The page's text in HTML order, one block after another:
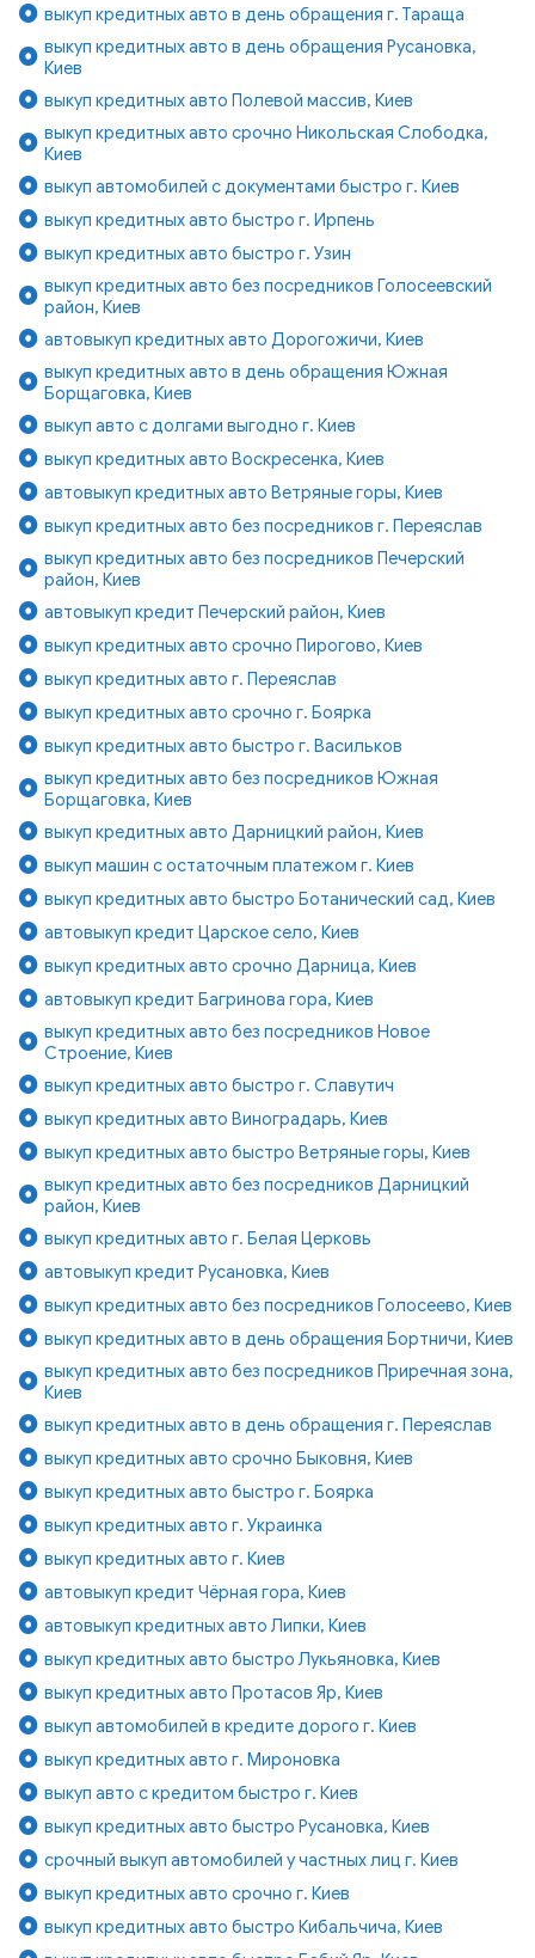
выкуп кредитных авто в день обращения г. Тараща
выкуп кредитных авто в день обращения Русановка,
Киев
выкуп кредитных авто Полевой массив, Киев
выкуп кредитных авто срочно Никольская Слободка,
Киев
выкуп автомобилей с документами быстро г. Киев
выкуп кредитных авто быстро г. Ирпень
выкуп кредитных авто быстро г. Узин
выкуп кредитных авто без посредников Голосеевский
район, Киев
автовыкуп кредитных авто Дорогожичи, Киев
выкуп кредитных авто в день обращения Южная
Борщаговка, Киев
выкуп авто с долгами выгодно г. Киев
выкуп кредитных авто Воскресенка, Киев
автовыкуп кредитных авто Ветряные горы, Киев
выкуп кредитных авто без посредников г. Переяслав
выкуп кредитных авто без посредников Печерский
район, Киев
автовыкуп кредит Печерский район, Киев
выкуп кредитных авто срочно Пирогово, Киев
выкуп кредитных авто г. Переяслав
выкуп кредитных авто срочно г. Боярка
выкуп кредитных авто быстро г. Васильков
выкуп кредитных авто без посредников Южная
Борщаговка, Киев
выкуп кредитных авто Дарницкий район, Киев
выкуп машин с остаточным платежом г. Киев
выкуп кредитных авто быстро Ботанический сад, Киев
автовыкуп кредит Царское село, Киев
выкуп кредитных авто срочно Дарница, Киев
автовыкуп кредит Багринова гора, Киев
выкуп кредитных авто без посредников Новое
Строение, Киев
выкуп кредитных авто быстро г. Славутич
выкуп кредитных авто Виноградарь, Киев
выкуп кредитных авто быстро Ветряные горы, Киев
выкуп кредитных авто без посредников Дарницкий
район, Киев
выкуп кредитных авто г. Белая Церковь
автовыкуп кредит Русановка, Киев
выкуп кредитных авто без посредников Голосеево, Киев
выкуп кредитных авто в день обращения Бортничи, Киев
выкуп кредитных авто без посредников Приречная зона,
Киев
выкуп кредитных авто в день обращения г. Переяслав
выкуп кредитных авто срочно Быковня, Киев
выкуп кредитных авто быстро г. Боярка
выкуп кредитных авто г. Украинка
выкуп кредитных авто г. Киев
автовыкуп кредит Чёрная гора, Киев
автовыкуп кредитных авто Липки, Киев
выкуп кредитных авто быстро Лукьяновка, Киев
выкуп кредитных авто Протасов Яр, Киев
выкуп автомобилей в кредите дорого г. Киев
выкуп кредитных авто г. Мироновка
выкуп авто с кредитом быстро г. Киев
выкуп кредитных авто быстро Русановка, Киев
срочный выкуп автомобилей у частных лиц г. Киев
выкуп кредитных авто срочно г. Киев
выкуп кредитных авто быстро Кибальчича, Киев